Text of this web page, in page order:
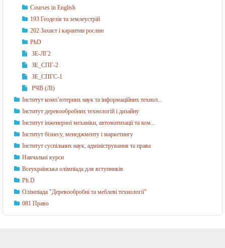
Courses in English
193 Геодезія та землеустрій
202 Захист і карантин рослин
PhD
ЗЕ-ЛГ2
ЗЕ_СПГ-2
ЗЕ_СПГС-1
РЧВ (ЛІ)
Інститут комп’ютерних наук та інформаційних технол...
Інститут деревообробних технологій і дизайну
Інститут інженерної механіки, автоматизації та ком...
Інститут бізнесу, менеджменту і маркетингу
Інститут суспільних наук, адміністрування та права
Навчальні курси
Всеукраїнська олімпіада для вступників
Ph.D
Олімпіада "Деревообробні та меблеві технології"
081 Право